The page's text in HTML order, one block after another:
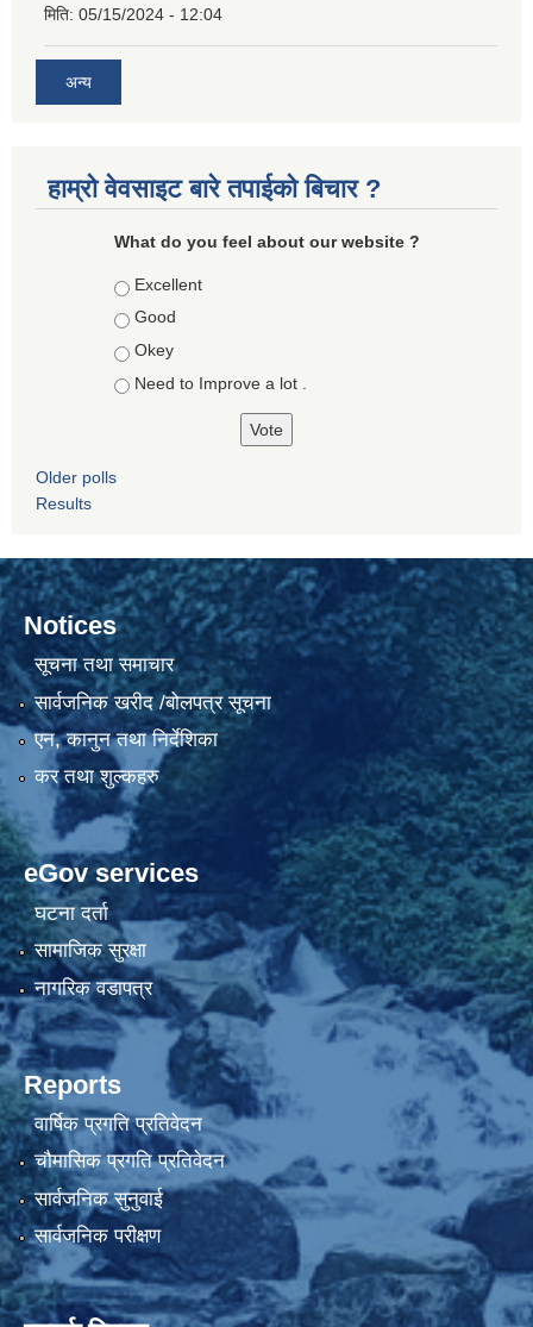
मिति: 05/15/2024 - 12:04
अन्य
हाम्रो वेवसाइट बारे तपाईको बिचार ?
What do you feel about our website ?
Choices
Excellent
Good
Okey
Need to Improve a lot .
Older polls
Results
Notices
सूचना तथा समाचार
सार्वजनिक खरीद /बोलपत्र सूचना
एन, कानुन तथा निर्देशिका
कर तथा शुल्कहरु
eGov services
घटना दर्ता
सामाजिक सुरक्षा
नागरिक वडापत्र
Reports
वार्षिक प्रगति प्रतिवेदन
चौमासिक प्रगति प्रतिवेदन
सार्वजनिक सुनुवाई
सार्वजनिक परीक्षण